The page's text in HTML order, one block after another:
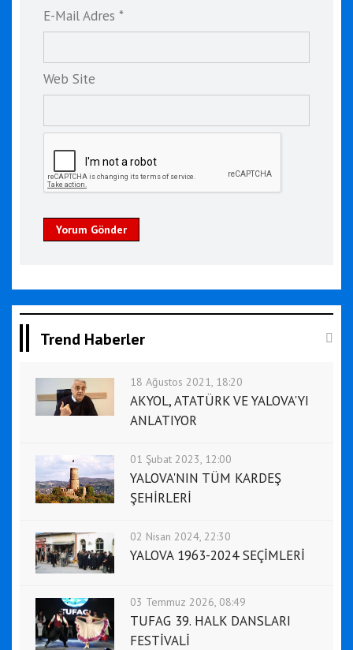
E-Mail Adres *
Web Site
Yorum Gönder
Trend Haberler
18 Ağustos 2021, 18:20
AKYOL, ATATÜRK VE YALOVA'YI
ANLATIYOR
01 Şubat 2023, 12:00
YALOVA'NIN TÜM KARDEŞ
ŞEHİRLERİ
02 Nisan 2024, 22:30
YALOVA 1963-2024 SEÇİMLERİ
03 Temmuz 2026, 08:49
TUFAG 39. HALK DANSLARI
FESTİVALİ